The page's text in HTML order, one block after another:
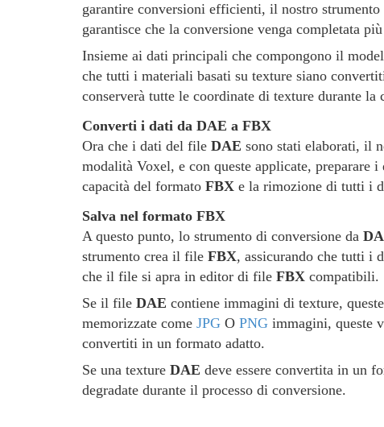
garantire conversioni efficienti, il nostro
garantisce che la conversione venga completata
Insieme ai dati principali che compongono il
che tutti i materiali basati su texture siano
conserverà tutte le coordinate di texture durante la
Converti i dati da DAE a FBX
Ora che i dati del file DAE sono stati elaborati, il
modalità Voxel, e con queste applicate,
capacità del formato FBX e la rimozione di tutti i
Salva nel formato FBX
A questo punto, lo strumento di conversione da
strumento crea il file FBX, assicurando che tutti i
che il file si apra in editor di file FBX compatibili.
Se il file DAE contiene immagini di texture,
memorizzate come JPG O PNG immagini, queste
convertiti in un formato adatto.
Se una texture DAE deve essere convertita in un
degradate durante il processo di conversione.